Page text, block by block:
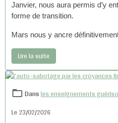
Janvier, nous aura permis d’y
forme de transition.
Mars nous y ancre
Lire la suite
Dansles enseignements
Le 23/02/2026